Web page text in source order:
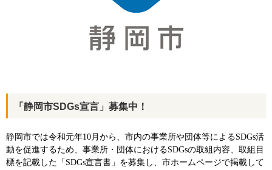
お問い合わせ
「静岡市SDGs宣言」募集中！
静岡市では令和元年10月から、市内の事業所や団体等によるSDGs活
動を促進するため、事業所・団体におけるSDGsの取組内容、取組目
標を記載した「SDGs宣言書」を募集し、市ホームページで掲載して